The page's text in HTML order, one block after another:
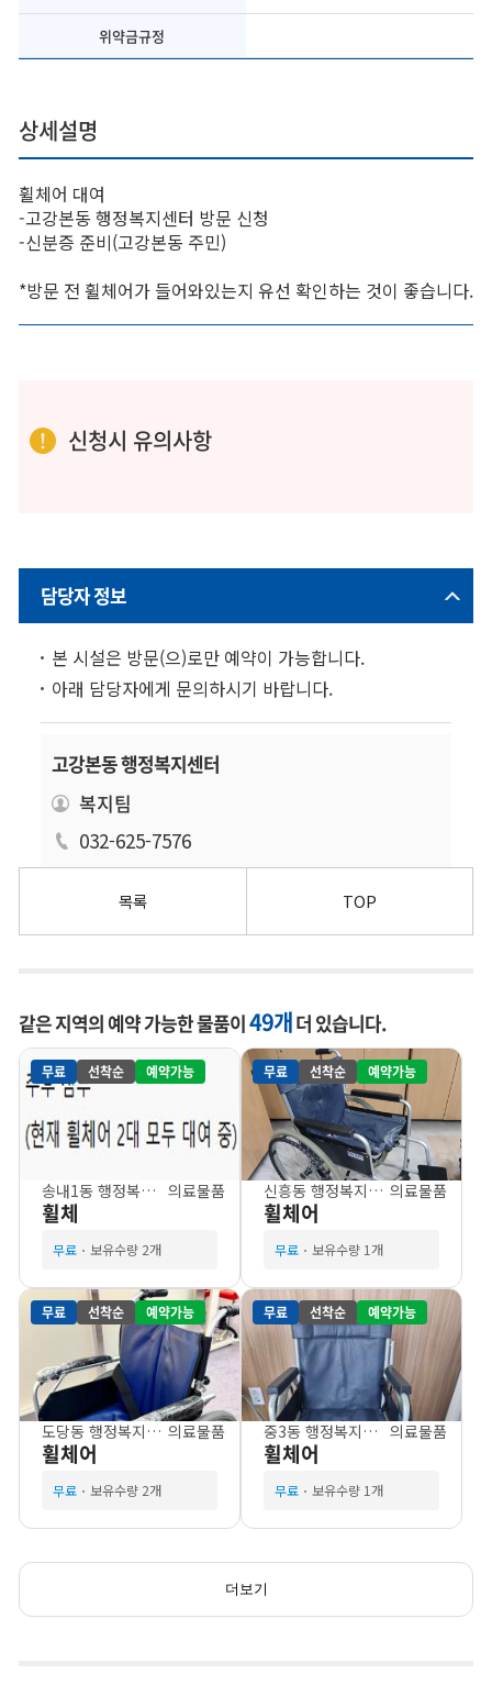
위약금규정
상세설명
휠체어 대여
-고강본동 행정복지센터 방문 신청
-신분증 준비(고강본동 주민)
*방문 전 휠체어가 들어와있는지 유선 확인하는 것이 좋습니다.
신청시 유의사항
담당자 정보
본 시설은 방문(으)로만 예약이 가능합니다.
아래 담당자에게 문의하시기 바랍니다.
고강본동 행정복지센터
복지팀
032-625-7576
목록 TOP
같은 지역의 예약 가능한 물품이49개더 있습니다.
무료 선착순 예약가능
송내1동 행정복지센터 의료물품
휠체
무료 보유수량 2개
무료 선착순 예약가능
신흥동 행정복지센터 의료물품
휠체어
무료 보유수량 1개
무료 선착순 예약가능
도당동 행정복지센터 의료물품
휠체어
무료 보유수량 2개
무료 선착순 예약가능
중3동 행정복지센터 의료물품
휠체어
무료 보유수량 1개
더보기